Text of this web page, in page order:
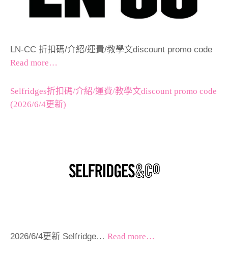
LN-CC 折扣碼/介紹/運費/教學文discount promo code
Read more…
Selfridges折扣碼/介紹/運費/教學文discount promo code
(2026/6/4更新)
2026/6/4更新 Selfridge… Read more…